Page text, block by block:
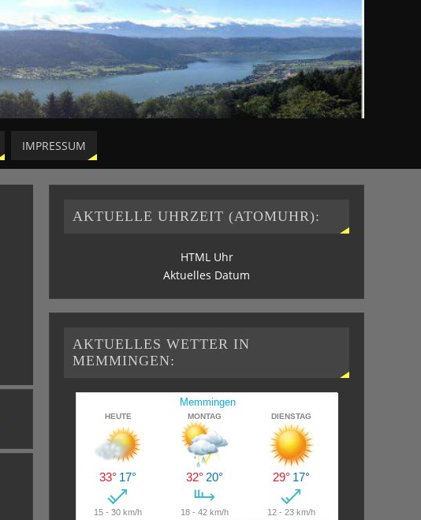
IMPRESSUM
AKTUELLE UHRZEIT (ATOMUHR):
HTML Uhr
Aktuelles Datum
AKTUELLES WETTER IN
MEMMINGEN: